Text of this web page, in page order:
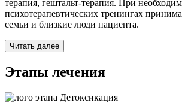
терапия, гештальт-терапия. При
психотерапевтических тренингах
семьи и близкие люди пациента.
Читать далее
Этапы лечения